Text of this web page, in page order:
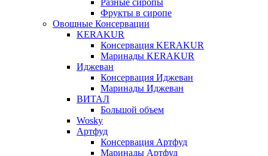
Разные сиропы
Фрукты в сиропе
Овощные Консервации
KERAKUR
Консервация KERAKUR
Маринады KERAKUR
Иджеван
Консервация Иджеван
Маринады Иджеван
ВИТАЛ
Большой объем
Wosky
Артфуд
Консервация Артфуд
Маринады Артфуд